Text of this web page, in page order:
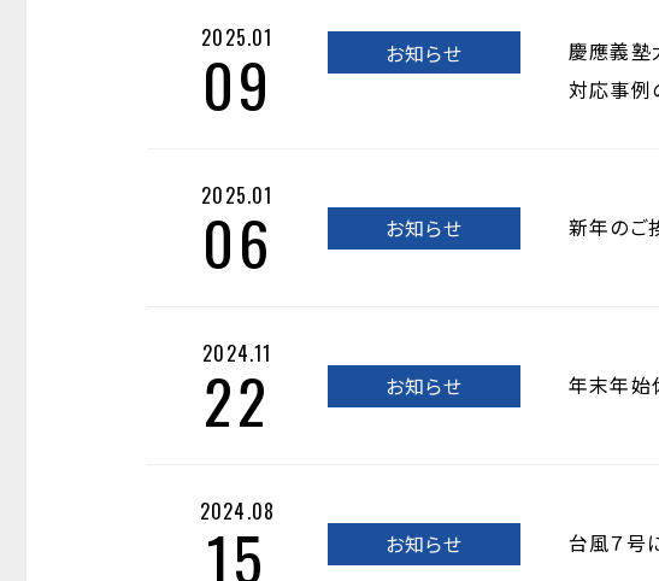
2025.01
09 お知らせ
慶應義塾
対応事例
2025.01
06 お知らせ 新年のご
2024.11
22 お知らせ 年末年始
2024.08
15 お知らせ 台風７号